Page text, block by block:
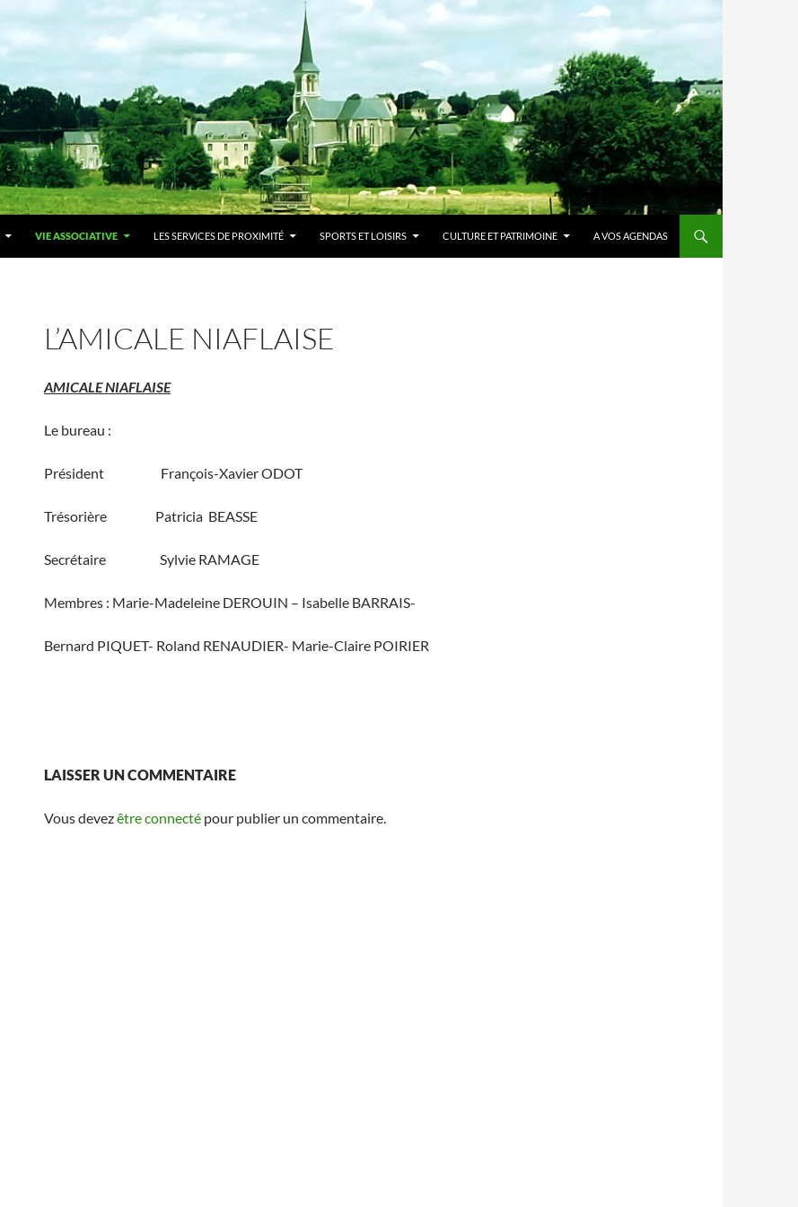
VIE ASSOCIATIVE LES SERVICES DE PROXIMITÉ SPORTS ET LOISIRS CULTURE ET PATRIMOINE A VOS AGENDAS
L’AMICALE NIAFLAISE
AMICALE NIAFLAISE
Le bureau :
Président François-Xavier ODOT
Trésorière Patricia BEASSE
Secrétaire Sylvie RAMAGE
Membres : Marie-Madeleine DEROUIN – Isabelle BARRAIS-
Bernard PIQUET- Roland RENAUDIER- Marie-Claire POIRIER
LAISSER UN COMMENTAIRE
Vous devezêtre connecté pour publier un commentaire.